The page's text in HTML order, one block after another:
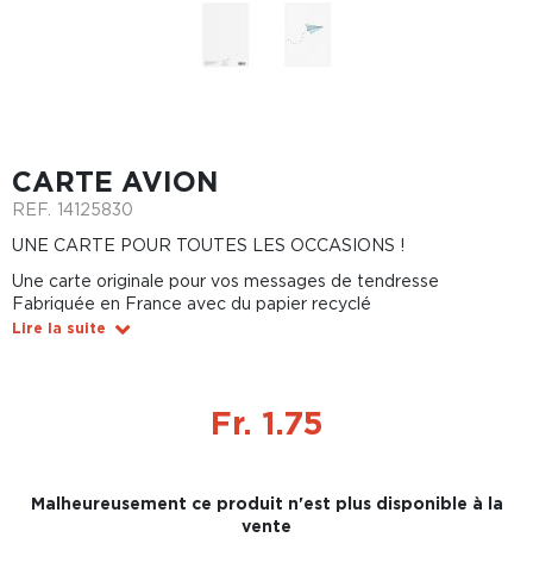
CARTE AVION
REF. 14125830
UNE CARTE POUR TOUTES LES OCCASIONS !
Une carte originale pour vos messages de tendresse
Fabriquée en France avec du papier recyclé
Lire la suite
Fr. 1.75
Malheureusement ce produit n'est plus disponible à la
vente